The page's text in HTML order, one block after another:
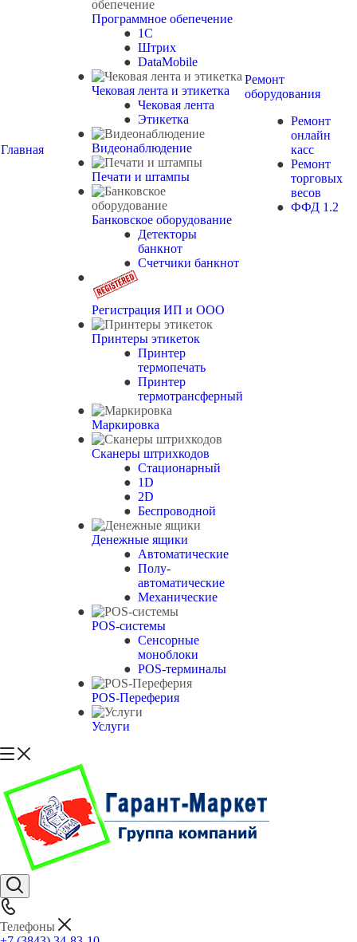
Главная
Программное обепечение
1С
Штрих
DataMobile
Чековая лента и этикетка
Чековая лента
Этикетка
Видеонаблюдение
Печати и штампы
Банковское оборудование
Детекторы
банкнот
Счетчики банкнот
Регистрация ИП и ООО
Принтеры этикеток
Принтер
термопечать
Принтер
термотрансферный
Маркировка
Сканеры штрихкодов
Стационарный
1D
2D
Беспроводной
Денежные ящики
Автоматические
Полу-
автоматические
Механические
POS-системы
Сенсорные
моноблоки
POS-терминалы
POS-Переферия
Услуги
Ремонт
оборудования
Ремонт
онлайн
касс
Ремонт
торговых
весов
ФФД 1.2
Телефоны